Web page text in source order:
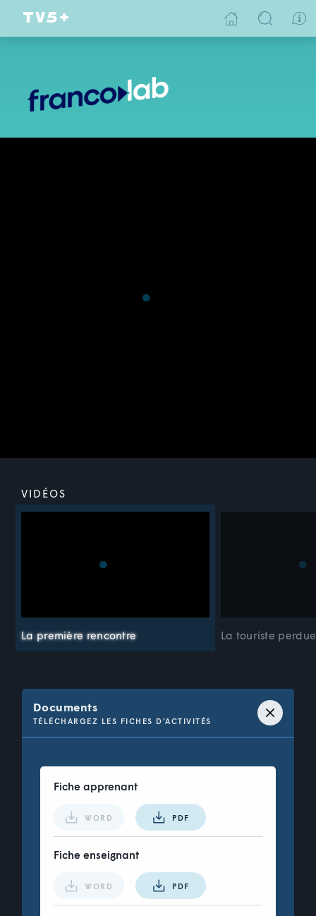
VIDÉOS
La première rencontre La touriste perdue
Documents
TÉLÉCHARGEZ LES FICHES D’ACTIVITÉS
Fiche apprenant
WORD PDF
Fiche enseignant
WORD PDF